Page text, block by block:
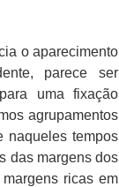
o aparecimento
parece ser
uma fixação
agrupamentos
naqueles tempos
das margens dos
ricas em